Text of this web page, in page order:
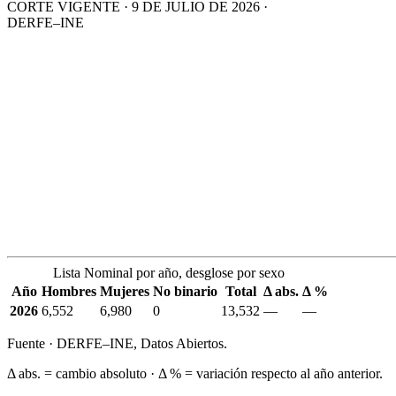
CORTE VIGENTE · 9 DE JULIO DE 2026 ·
DERFE–INE
Lista Nominal por año, desglose por sexo
Año Hombres Mujeres No binario Total Δ abs. Δ %
2026 6,552 6,980 0 13,532 — —
Fuente · DERFE–INE, Datos Abiertos.
Δ abs. = cambio absoluto · Δ % = variación respecto al año anterior.